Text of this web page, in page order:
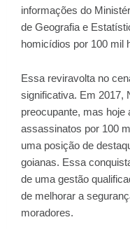
informações do
de Geografia e
homicídios por 100 mil
Essa reviravolta no
significativa. Em 2017,
preocupante, mas hoje
assassinatos por 100
uma posição de
goianas. Essa
de uma gestão
de melhorar a
moradores.